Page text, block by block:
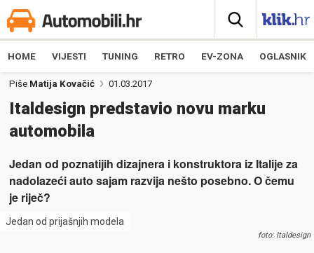
HOME VIJESTI TUNING RETRO EV-ZONA OGLASNIK
Piše Matija Kovačić 01.03.2017
Italdesign predstavio novu marku
automobila
Jedan od poznatijih dizajnera i konstruktora iz Italije za
nadolazeći auto sajam razvija nešto posebno. O čemu
je riječ?
Jedan od prijašnjih modela
foto: Italdesign